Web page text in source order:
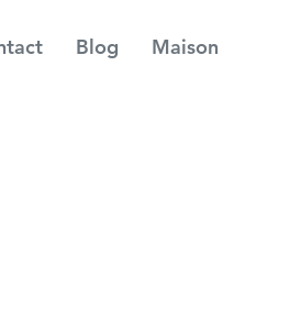
Blog Maison